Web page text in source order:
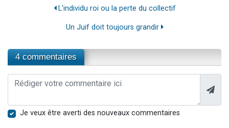
L'individu roi ou la perte du collectif
Un Juif doit toujours grandir
4 commentaires
Je veux être averti des nouveaux commentaires